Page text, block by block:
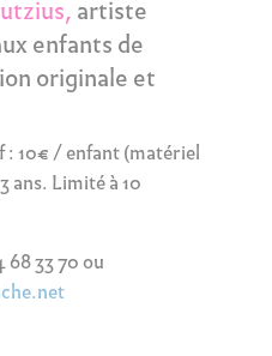
,artiste
enfants de
originale et
: 10€ / enfant (matériel
ans. Limité à 10
68 33 70 ou